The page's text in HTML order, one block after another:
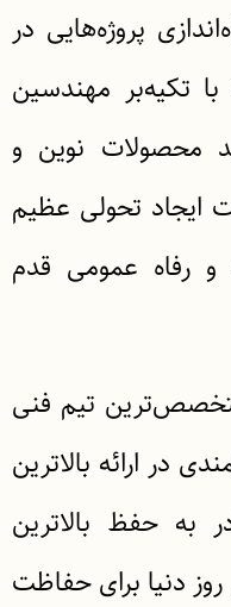
پروژه‌هایی در
تکیه‌بر مهندسین
محصولات نوین و
ایجاد تحولی عظیم
رفاه عمومی قدم
تیم فنی
در ارائه بالاترین
به حفظ بالاترین
دنیا برای حفاظت